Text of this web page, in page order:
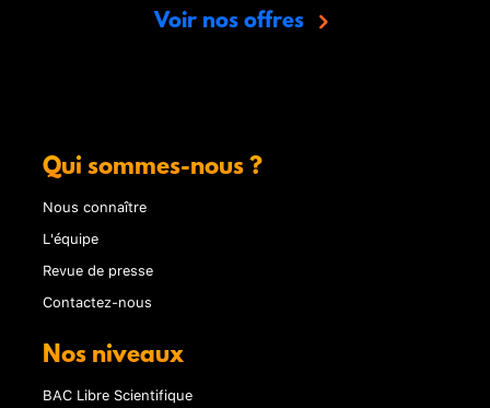
Voir nos offres
Qui sommes-nous ?
Nous connaître
L'équipe
Revue de presse
Contactez-nous
Nos niveaux
BAC Libre Scientifique